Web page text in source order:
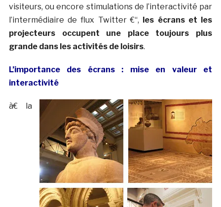
visiteurs, ou encore stimulations de l’interactivité par
l’intermédiaire de flux Twitter €“,
les écrans et les
projecteurs occupent une place toujours plus
grande dans les activités de loisirs.
L’importance des écrans : mise en valeur et
interactivité
à€ la